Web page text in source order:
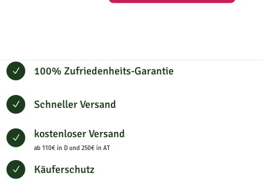
N 100% Zufriedenheits-Garantie
N Schneller Versand
N kostenloser Versand
ab 110€ in D und 250€ in AT
N Käuferschutz